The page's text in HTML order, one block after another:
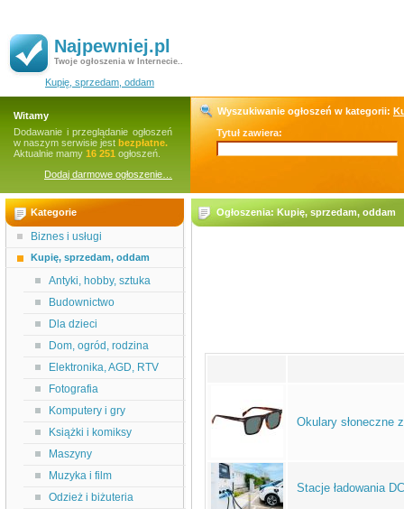
Najpewniej.pl
Twoje ogłoszenia w Internecie..
Kupię, sprzedam, oddam
Witamy
Dodawanie i przeglądanie ogłoszeń
w naszym serwisie jest bezpłatne.
Aktualnie mamy 16 251 ogłoszeń.
Dodaj darmowe ogłoszenie…
Wyszukiwanie ogłoszeń w kategorii:
Tytuł zawiera:
Kategorie
Biznes i usługi
Kupię, sprzedam, oddam
Antyki, hobby, sztuka
Budownictwo
Dla dzieci
Dom, ogród, rodzina
Elektronika, AGD, RTV
Fotografia
Komputery i gry
Książki i komiksy
Maszyny
Muzyka i film
Odzież i biżuteria
Ogłoszenia: Kupię, sprzedam, oddam
Okulary słoneczne
Stacje ładowania DC